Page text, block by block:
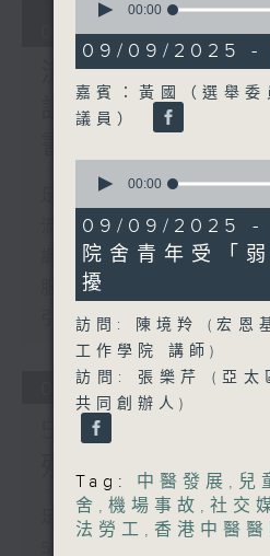
07/08/2026
流動圖書館使
訴專員主動調
足本 Full (HKT
流動圖書館使用人數
調查康文署三項圖書
服務業總工會公布《
引》執行情況調查結果
06/08/2026
5歲男童被虐致
殘酷對待兒童
足本 Full (HKT
seconds
10
minutes,
6
seconds
00:00
09/09/2025 -
嘉賓：黃國（選舉委
議員）
seconds
9
minutes,
16
seconds
00:00
09/09/2025 -
院舍青年受「
擾
訪問: 陳境羚 (宏恩
工作學院 講師)
訪問: 張樂芹 (亞太
共同創辦人)
Tag: 中醫發展 , 兒
舍 , 機場事故 , 社交
法勞工 , 香港中醫醫